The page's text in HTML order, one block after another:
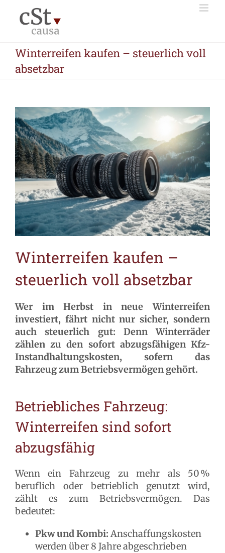
Inhalt
springen
Winterreifen kaufen – steuerlich voll
absetzbar
Winterreifen kaufen –
steuerlich voll absetzbar
Wer im Herbst in neue Winterreifen
investiert, fährt nicht nur sicher, sondern
auch steuerlich gut: Denn Winterräder
zählen zu den sofort abzugsfähigen Kfz-
Instandhaltungskosten, sofern das
Fahrzeug zum Betriebsvermögen gehört.
Betriebliches Fahrzeug:
Winterreifen sind sofort
abzugsfähig
Wenn ein Fahrzeug zu mehr als 50 %
beruflich oder betrieblich genutzt wird,
zählt es zum Betriebsvermögen. Das
bedeutet:
Pkw und Kombi: Anschaffungskosten
werden über 8 Jahre abgeschrieben